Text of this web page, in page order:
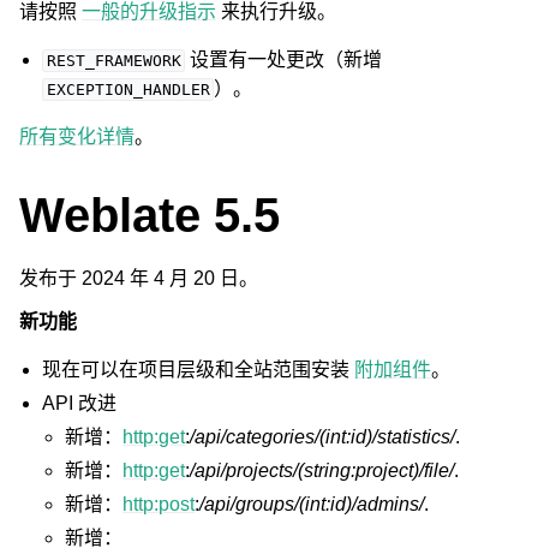
请按照 一般的升级指示 来执行升级。
REST_FRAMEWORK 设置有一处更改（新增
EXCEPTION_HANDLER ）。
所有变化详情。
Weblate 5.5
发布于 2024 年 4 月 20 日。
新功能
现在可以在项目层级和全站范围安装 附加组件。
API 改进
新增： http:get:/api/categories/(int:id)/statistics/.
新增： http:get:/api/projects/(string:project)/file/.
新增： http:post:/api/groups/(int:id)/admins/.
新增：